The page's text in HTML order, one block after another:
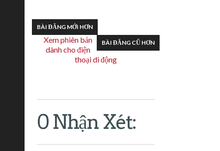
BÀI ĐĂNG MỚI HƠN
BÀI ĐĂNG CŨ HƠN
Xem phiên bản
dành cho điện
thoại di động
0 Nhận Xét: